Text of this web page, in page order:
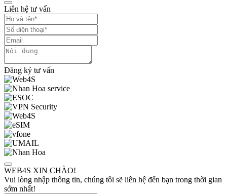
Liên hệ tư vấn
Đăng ký tư vấn
WEB4S XIN CHÀO!
Vui lòng nhập thông tin, chúng tôi sẽ liên hệ đến bạn trong thời gian
sớm nhất!